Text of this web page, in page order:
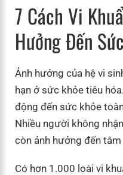
7 Cách Vi
Hưởng Đến
Ảnh hưởng của hệ vi
hạn ở sức khỏe tiêu
động đến sức khỏe
Nhiều người không
còn ảnh hưởng đến
Có hơn 1.000 loài vi